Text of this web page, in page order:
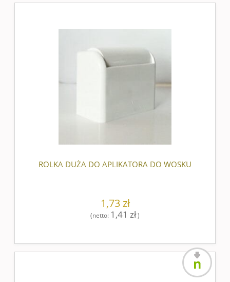
ROLKA DUŻA DO APLIKATORA DO WOSKU
1,73 zł
(netto: 1,41 zł)